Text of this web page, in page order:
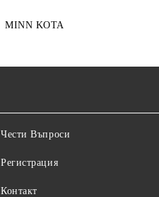
MINN KOTA
Чести Въпроси
Регистрация
Контакт